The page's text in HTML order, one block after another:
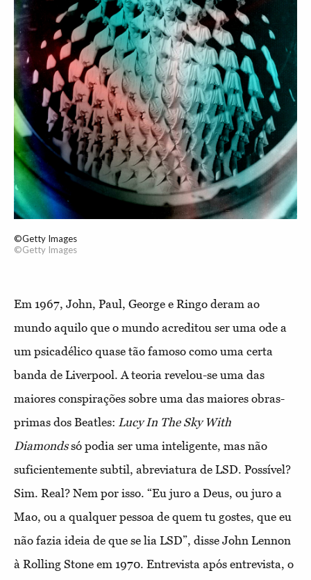
©Getty Images
©Getty Images
Em 1967, John, Paul, George e Ringo deram ao
mundo aquilo que o mundo acreditou ser uma ode a
um psicadélico quase tão famoso como uma certa
banda de Liverpool. A teoria revelou-se uma das
maiores conspirações sobre uma das maiores obras-
primas dos Beatles: LucyIn The Sky With
Diamondssó podia ser uma inteligente, mas não
suficientemente subtil, abreviatura de LSD. Possível?
Sim. Real? Nem por isso. “Eu juro a Deus, ou juro a
Mao, ou a qualquer pessoa de quem tu gostes, que eu
não fazia ideia de que se lia LSD”, disse John Lennon
à Rolling Stone em 1970. Entrevista após entrevista, o